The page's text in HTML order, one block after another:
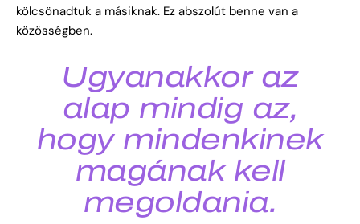
kölcsönadtuk a másiknak. Ez abszolút benne van a
közösségben.
Ugyanakkor az
alap mindig az,
hogy mindenkinek
magának kell
megoldania.